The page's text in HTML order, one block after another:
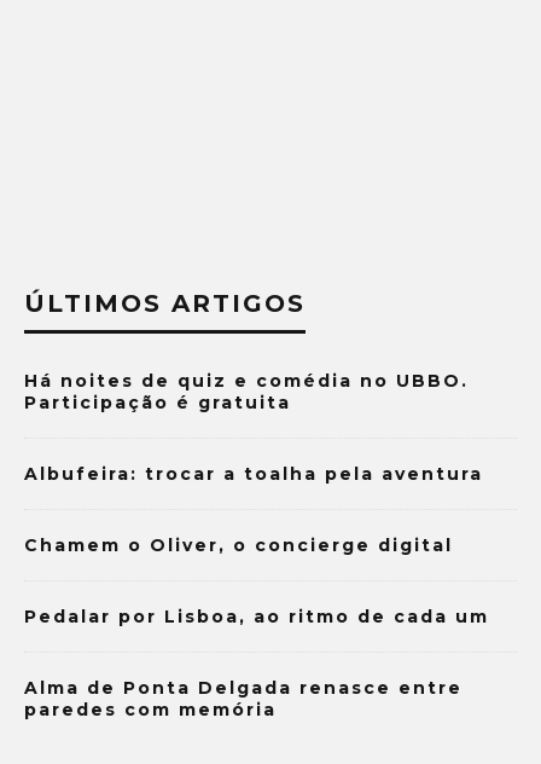
ÚLTIMOS ARTIGOS
Há noites de quiz e comédia no UBBO.
Participação é gratuita
Albufeira: trocar a toalha pela aventura
Chamem o Oliver, o concierge digital
Pedalar por Lisboa, ao ritmo de cada um
Alma de Ponta Delgada renasce entre
paredes com memória